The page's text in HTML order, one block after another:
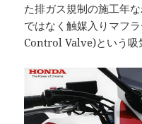
た排ガス規制の施工年
ではなく触媒入りマフ
Control Valve)という吸